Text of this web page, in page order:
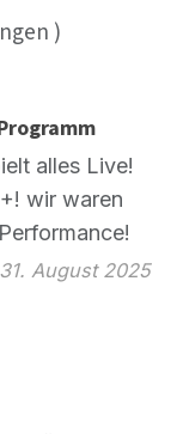
)
alles Live!
wir waren
August 2025